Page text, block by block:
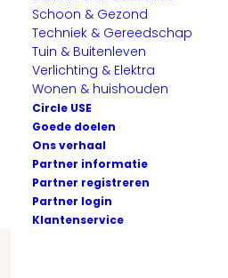
Schoon & Gezond
Techniek & Gereedschap
Tuin & Buitenleven
Verlichting & Elektra
Wonen & huishouden
Circle USE
Goede doelen
Ons verhaal
Partner informatie
Partner registreren
Partner login
Klantenservice